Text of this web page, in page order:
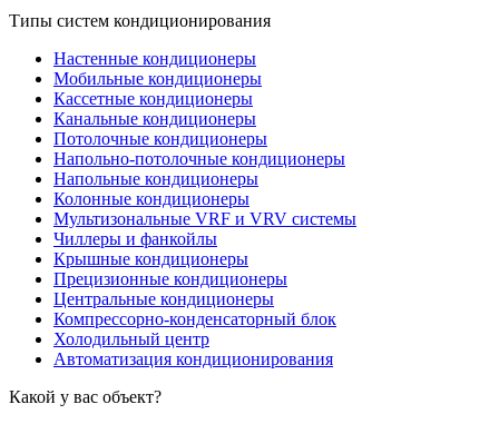
Типы систем кондиционирования
Настенные кондиционеры
Мобильные кондиционеры
Кассетные кондиционеры
Канальные кондиционеры
Потолочные кондиционеры
Напольно-потолочные кондиционеры
Напольные кондиционеры
Колонные кондиционеры
Мультизональные VRF и VRV системы
Чиллеры и фанкойлы
Крышные кондиционеры
Прецизионные кондиционеры
Центральные кондиционеры
Компрессорно-конденсаторный блок
Холодильный центр
Автоматизация кондиционирования
Какой у вас объект?